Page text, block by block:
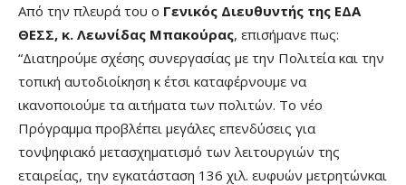
Από την πλευρά του ο Γενικός Διευθυντής της ΕΔΑ
ΘΕΣΣ, κ. Λεωνίδας Μπακούρας, επισήμανε πως:
“Διατηρούμε σχέσης συνεργασίας με την Πολιτεία και την
τοπική αυτοδιοίκηση κ έτσι καταφέρνουμε να
ικανοποιούμε τα αιτήματα των πολιτών. Το νέο
Πρόγραμμα προβλέπει μεγάλες επενδύσεις για
τονψηφιακό μετασχηματισμό των λειτουργιών της
εταιρείας, την εγκατάσταση 136 χιλ. ευφυών μετρητώνκαι